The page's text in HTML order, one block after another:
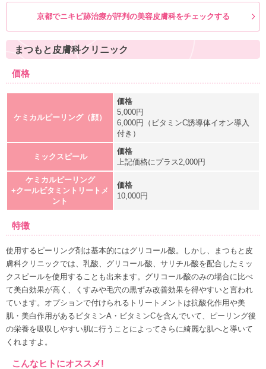
京都でニキビ跡治療が評判の美容皮膚科をチェックする
まつもと皮膚科クリニック
価格
ケミカルピーリング（顔）
5,000円
6,000円（ビタミンC誘導体イオン導入
付き）
ミックスピール
上記価格にプラス2,000円
ケミカルピーリング
+クールビタミントリートメ
ント
10,000円
特徴
使用するピーリング剤は基本的にはグリコール酸。しかし、まつもと皮
膚科クリニックでは、乳酸、グリコール酸、サリチル酸を配合したミッ
クスピールを使用することも出来ます。グリコール酸のみの場合に比べ
て美白効果が高く、くすみや毛穴の黒ずみ改善効果を得やすいと言われ
ています。オプションで付けられるトリートメントは抗酸化作用や美
肌・美白作用があるビタミンA・ビタミンCを含んでいて、ピーリング後
の栄養を吸収しやすい肌に行うことによってさらに綺麗な肌へと導いて
くれますよ。
こんなヒトにオススメ!